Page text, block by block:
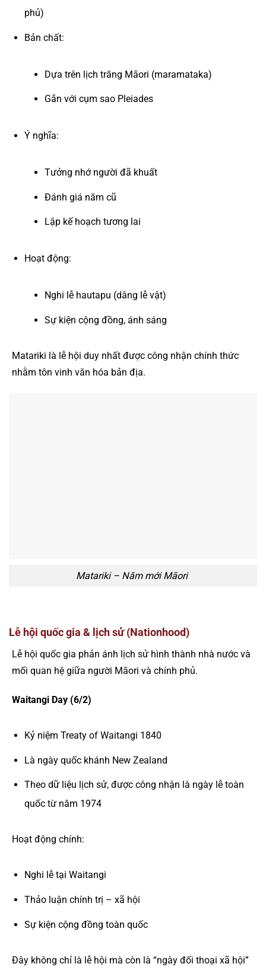
phủ)
Bản chất:
Dựa trên lịch trăng Māori (maramataka)
Gắn với cụm sao Pleiades
Ý nghĩa:
Tưởng nhớ người đã khuất
Đánh giá năm cũ
Lập kế hoạch tương lai
Hoạt động:
Nghi lễ hautapu (dâng lễ vật)
Sự kiện cộng đồng, ánh sáng
Matariki là lễ hội duy nhất được công nhận chính thức
nhằm tôn vinh văn hóa bản địa.
Matariki – Năm mới Māori
Lễ hội quốc gia & lịch sử (Nationhood)
Lễ hội quốc gia phản ánh lịch sử hình thành nhà nước và
mối quan hệ giữa người Māori và chính phủ.
Waitangi Day (6/2)
Kỷ niệm Treaty of Waitangi 1840
Là ngày quốc khánh New Zealand
Theo dữ liệu lịch sử, được công nhận là ngày lễ toàn
quốc từ năm 1974
Hoạt động chính:
Nghi lễ tại Waitangi
Thảo luận chính trị – xã hội
Sự kiện cộng đồng toàn quốc
Đây không chỉ là lễ hội mà còn là “ngày đối thoại xã hội”